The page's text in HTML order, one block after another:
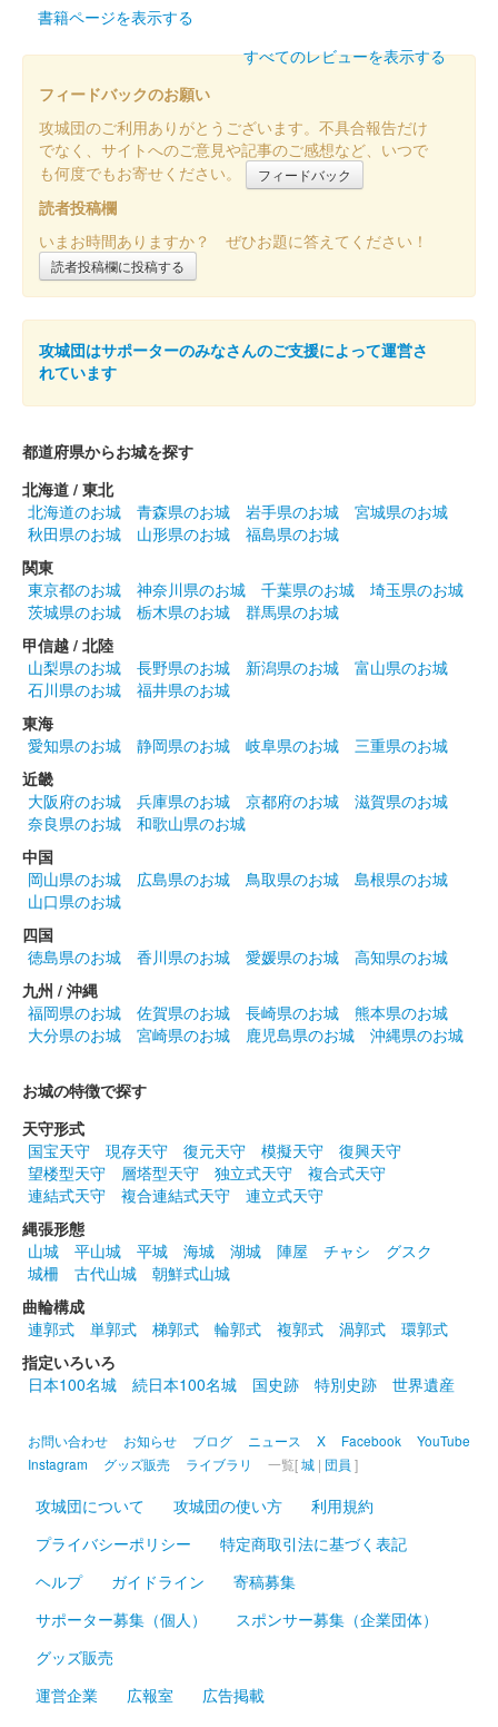
ットで先行販売されたのち、12月8日から現地販売。
長井坂城 御城印
販売終了
長井坂城 御城印
販売終了
4月29日・30日に開催された群馬戦国御城印サミットの会場内で
長井坂城 御城印
長井坂城 御城印
販売終了
長井坂城 御城印
猫城、長井坂城、阿岨城、森下城の4枚セット。お城EXPO 2021
で販売された後、松之屋および通販で販売された。
長井坂城 御城印
販売終了
猫城、長井坂城、阿岨城、森下城の4枚セット。箔押しがふんだ
んに使用されている。お城EXPO 2021で販売された。
長井坂城 御城印
上杉謙信版
2026年6月13、14日に開催された群馬戦国御城印サミット2026
にて先行販売された御城印。
長井坂城 御城印
長井坂城 御城印
群馬戦国御城印サミット限定 白菜
ねこ茶 上杉謙信版
長井坂城 御城印
2025年6月7、8日に開催された群馬戦国御城印サミット2025に
て販売された御城印。
長井坂城 御城印 群馬戦国御城印サミット開催記念
2023年11月4、5日に開催された群馬戦国御城印サミット第4弾に
て先行販売された御城印。2025年6月7、8日に開催された群馬戦
書籍ページを表示する
すべてのレビューを表示する
フィードバックのお願い
攻城団のご利用ありがとうございます。不具合報告だけ
でなく、サイトへのご意見や記事のご感想など、いつで
も何度でもお寄せください。
フィードバック
読者投稿欄
いまお時間ありますか？ ぜひお題に答えてください！
読者投稿欄に投稿する
攻城団はサポーターのみなさんのご支援によって運営さ
れています
都道府県からお城を探す
北海道 / 東北
北海道のお城
青森県のお城 岩手県のお城
宮城県のお城
秋田県のお城
山形県のお城
福島県のお城
関東
東京都のお城
神奈川県のお城 千葉県のお城
埼玉県のお城
茨城県のお城
栃木県のお城
群馬県のお城
甲信越 / 北陸
山梨県のお城
長野県のお城 新潟県のお城
富山県のお城
石川県のお城
福井県のお城
東海
愛知県のお城
静岡県のお城 岐阜県のお城
三重県のお城
近畿
大阪府のお城
兵庫県のお城 京都府のお城
滋賀県のお城
奈良県のお城
和歌山県のお城
中国
岡山県のお城
広島県のお城 鳥取県のお城
島根県のお城
山口県のお城
四国
徳島県のお城
香川県のお城 愛媛県のお城
高知県のお城
九州 / 沖縄
福岡県のお城
佐賀県のお城 長崎県のお城
熊本県のお城
大分県のお城
宮崎県のお城 鹿児島県のお城 沖縄県のお城
お城の特徴で探す
天守形式
国宝天守
現存天守 復元天守 模擬天守
復興天守
望楼型天守
層塔型天守 独立式天守
複合式天守
連結式天守
複合連結式天守
連立式天守
縄張形態
山城
平山城 平城 海城 湖城 陣屋 チャシ
グスク
城柵
古代山城
朝鮮式山城
曲輪構成
連郭式
単郭式 梯郭式 輪郭式 複郭式 渦郭式
環郭式
指定いろいろ
日本100名城
続日本100名城 国史跡 特別史跡 世界遺産
お問い合わせ お知らせ ブログ ニュース X Facebook
YouTube
Instagram
グッズ販売 ライブラリ 一覧[城 | 団員 ]
攻城団について 攻城団の使い方
利用規約
プライバシーポリシー
特定商取引法に基づく表記
ヘルプ
ガイドライン
寄稿募集
サポーター募集（個人）
スポンサー募集（企業団体）
グッズ販売
運営企業
広報室 広告掲載